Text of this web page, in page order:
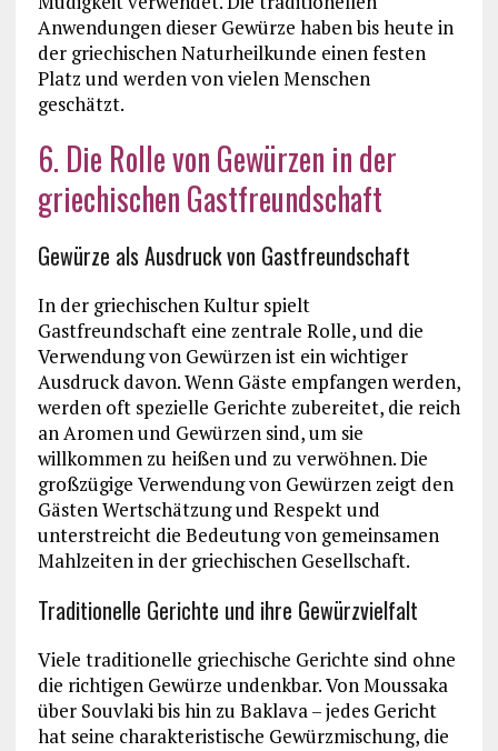
Anwendungen dieser Gewürze haben bis heute in
der griechischen Naturheilkunde einen festen
Platz und werden von vielen Menschen
geschätzt.
6. Die Rolle von Gewürzen in der
griechischen Gastfreundschaft
Gewürze als Ausdruck von Gastfreundschaft
In der griechischen Kultur spielt
Gastfreundschaft eine zentrale Rolle, und die
Verwendung von Gewürzen ist ein wichtiger
Ausdruck davon. Wenn Gäste empfangen werden,
werden oft spezielle Gerichte zubereitet, die reich
an Aromen und Gewürzen sind, um sie
willkommen zu heißen und zu verwöhnen. Die
großzügige Verwendung von Gewürzen zeigt den
Gästen Wertschätzung und Respekt und
unterstreicht die Bedeutung von gemeinsamen
Mahlzeiten in der griechischen Gesellschaft.
Traditionelle Gerichte und ihre Gewürzvielfalt
Viele traditionelle griechische Gerichte sind ohne
die richtigen Gewürze undenkbar. Von Moussaka
über Souvlaki bis hin zu Baklava – jedes Gericht
hat seine charakteristische Gewürzmischung, die